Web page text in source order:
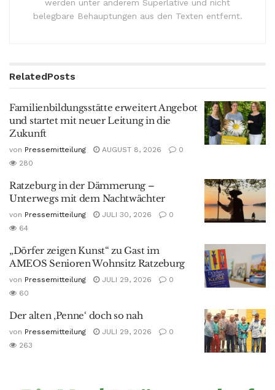
werden unter anderem Superlative und nicht
belegbare Behauptungen aus den Texten entfernt.
RelatedPosts
Familienbildungsstätte erweitert Angebot
und startet mit neuer Leitung in die
Zukunft
von Pressemitteilung AUGUST 8, 2026
0
280
Ratzeburg in der Dämmerung –
Unterwegs mit dem Nachtwächter
von Pressemitteilung JULI 30, 2026
0
64
„Dörfer zeigen Kunst“ zu Gast im
AMEOS Senioren Wohnsitz Ratzeburg
von Pressemitteilung JULI 29, 2026
0
60
Der alten ‚Penne‘ doch so nah
von Pressemitteilung JULI 29, 2026
0
263